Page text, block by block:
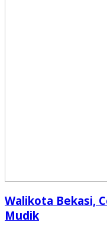
Walikota Bekasi,
Mudik